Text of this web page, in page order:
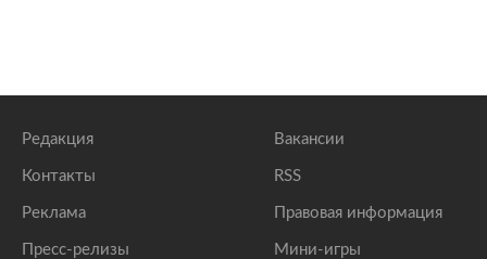
Редакция
Контакты
Реклама
Пресс-релизы
Вакансии
RSS
Правовая информация
Мини-игры